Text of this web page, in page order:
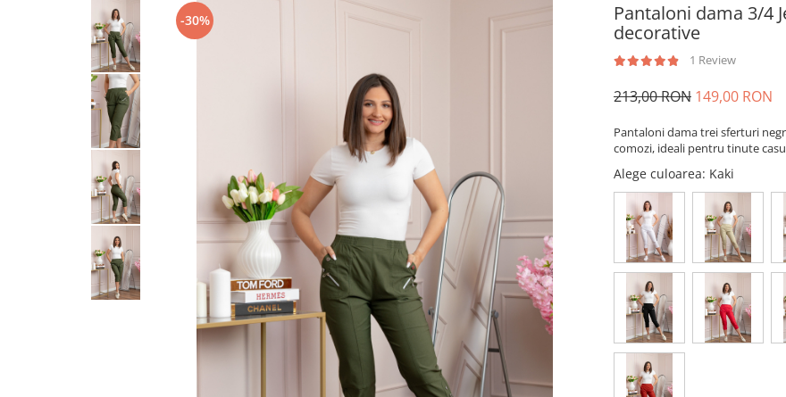
Pantaloni dama 3/4
decorative
1 Review
-30%
213,00 RON 149,00 RON
Pantaloni dama trei sferturi
comozi, ideali pentru tinute
Alege culoarea: Kaki